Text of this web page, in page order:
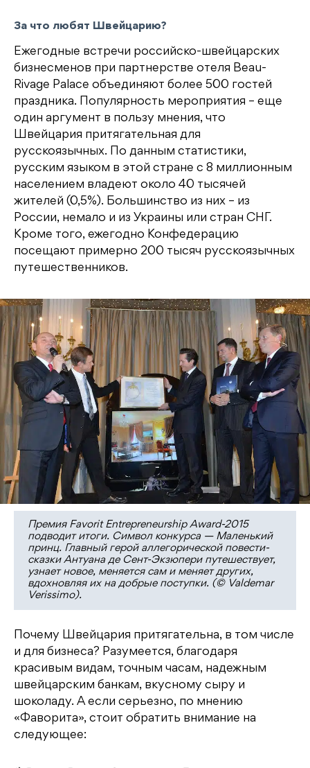
За что любят Швейцарию?
Ежегодные встречи российско-швейцарских
бизнесменов при партнерстве отеля Beau-
Rivage Palace объединяют более 500 гостей
праздника. Популярность мероприятия – еще
один аргумент в пользу мнения, что
Швейцария притягательная для
русскоязычных. По данным статистики,
русским языком в этой стране с 8 миллионным
населением владеют около 40 тысячей
жителей (0,5%). Большинство из них – из
России, немало и из Украины или стран СНГ.
Кроме того, ежегодно Конфедерацию
посещают примерно 200 тысяч русскоязычных
путешественников.
Премия Favorit Entrepreneurship Award-2015
подводит итоги. Символ конкурса — Маленький
принц. Главный герой аллегорической повести-
сказки Антуана де Сент-Экзюпери путешествует,
узнает новое, меняется сам и меняет других,
вдохновляя их на добрые поступки. (© Valdemar
Verissimo).
Почему Швейцария притягательна, в том числе
и для бизнеса? Разумеется, благодаря
красивым видам, точным часам, надежным
швейцарским банкам, вкусному сыру и
шоколаду. А если серьезно, по мнению
«Фаворита», стоит обратить внимание на
следующее: